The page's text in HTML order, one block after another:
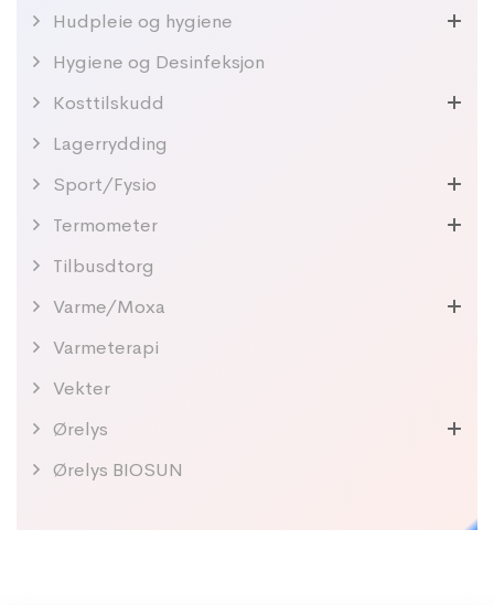
Hudpleie og hygiene
Hygiene og Desinfeksjon
Kosttilskudd
Lagerrydding
Sport/Fysio
Termometer
Tilbusdtorg
Varme/Moxa
Varmeterapi
Vekter
Ørelys
Ørelys BIOSUN